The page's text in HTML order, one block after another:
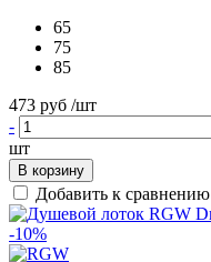
65
75
85
473 руб /шт
-
шт
В корзину
Добавить к сравнению
-10%